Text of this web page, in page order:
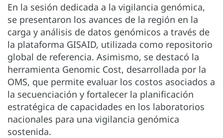
En la sesión dedicada a la vigilancia genómica,
se presentaron los avances de la región en la
carga y análisis de datos genómicos a través de
la plataforma GISAID, utilizada como repositorio
global de referencia. Asimismo, se destacó la
herramienta Genomic Cost, desarrollada por la
OMS, que permite evaluar los costos asociados a
la secuenciación y fortalecer la planificación
estratégica de capacidades en los laboratorios
nacionales para una vigilancia genómica
sostenida.